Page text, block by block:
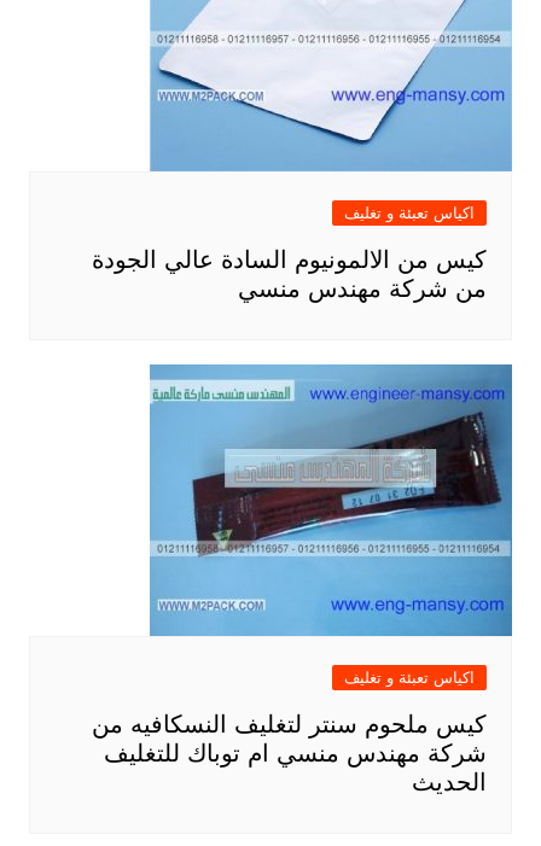
اكياس تعبئة و تغليف
كيس من الالمونيوم السادة عالي الجودة
من شركة مهندس منسي
اكياس تعبئة و تغليف
كيس ملحوم سنتر لتغليف النسكافيه من
شركة مهندس منسي ام توباك للتغليف
الحديث